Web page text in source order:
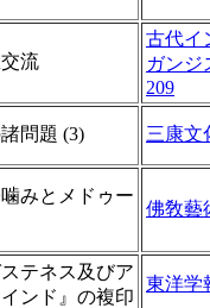
流
古代
ガンジ
209
問題 (3) 三康文
みとメドゥー
佛敎藝
テネス及びア
ンド』の複印
東洋学